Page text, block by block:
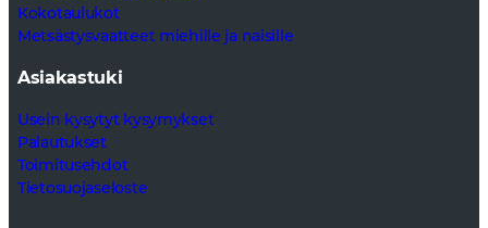
Kokotaulukot
Metsästysvaatteet miehille ja naisille
Asiakastuki
Usein kysytyt kysymykset
Palautukset
Toimitusehdot
Tietosuojaseloste